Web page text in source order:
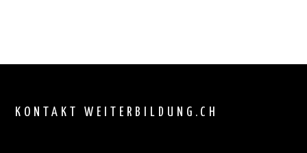
KONTAKT WEITERBILDUNG.CH